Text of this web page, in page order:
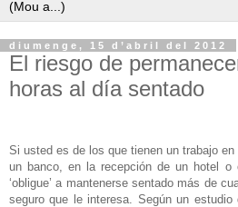
diumenge, 15 d’abril del 2012
El riesgo de
horas al día sentado
Si usted es de los que tienen un trabajo
un banco, en la recepción de un hotel o
‘obligue’ a mantenerse sentado más de
seguro que le interesa. Según un